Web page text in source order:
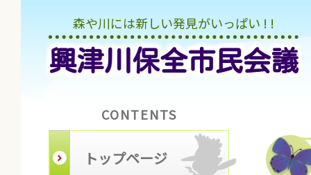
森や川には新しい発見がいっぱい ! !
興津川保全市民会議
CONTENTS
トップページ